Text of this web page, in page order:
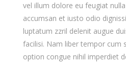
vel illum dolore eu feugiat
accumsan et iusto odio
luptatum zzril delenit augue
facilisi. Nam liber tempor cum
option congue nihil imperdiet